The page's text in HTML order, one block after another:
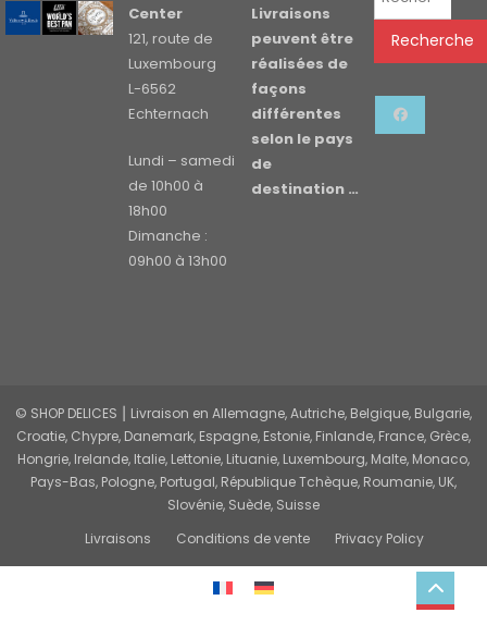
Center
121, route de
Luxembourg
L-6562
Echternach
Lundi – samedi
de 10h00 à
18h00
Dimanche :
09h00 à 13h00
Livraisons
peuvent être
réalisées de
façons
différentes
selon le pays
de
destination …
Recherche
© SHOP DELICES ⎮ Livraison en Allemagne, Autriche, Belgique, Bulgarie,
Croatie, Chypre, Danemark, Espagne, Estonie, Finlande, France, Grèce,
Hongrie, Irelande, Italie, Lettonie, Lituanie, Luxembourg, Malte, Monaco,
Pays-Bas, Pologne, Portugal, République Tchèque, Roumanie, UK,
Slovénie, Suède, Suisse
Livraisons
Conditions de vente Privacy Policy